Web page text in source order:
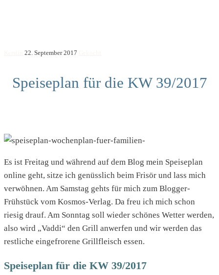
22. September 2017
Speiseplan für die KW 39/2017
Es ist Freitag und während auf dem Blog mein Speiseplan
online geht, sitze ich genüsslich beim Frisör und lass mich
verwöhnen. Am Samstag gehts für mich zum Blogger-
Frühstück vom Kosmos-Verlag. Da freu ich mich schon
riesig drauf. Am Sonntag soll wieder schönes Wetter werden,
also wird „Vaddi“ den Grill anwerfen und wir werden das
restliche eingefrorene Grillfleisch essen.
Speiseplan für die KW 39/2017